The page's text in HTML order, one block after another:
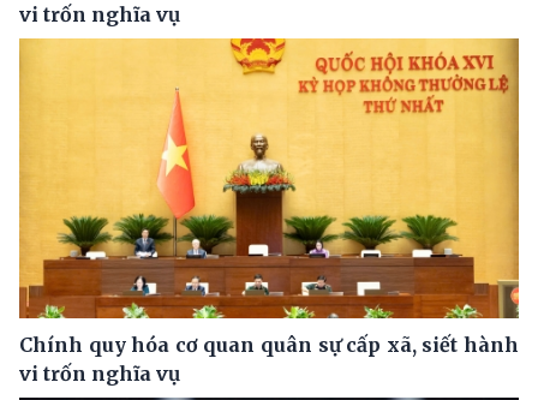
vi trốn nghĩa vụ
Chính quy hóa cơ quan quân sự cấp xã, siết hành
vi trốn nghĩa vụ